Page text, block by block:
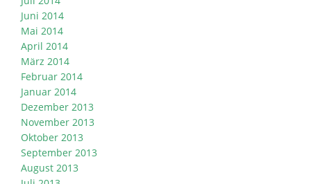
Juni 2014
Mai 2014
April 2014
März 2014
Februar 2014
Januar 2014
Dezember 2013
November 2013
Oktober 2013
September 2013
August 2013